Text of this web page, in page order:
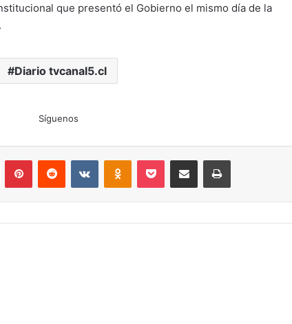
que presentó el Gobierno el mismo día de la
Diario tvcanal5.cl
Síguenos
PinterestReddit VKontakteOdnoklassniki
Pocket Compartir por correo electrónicoImprimir